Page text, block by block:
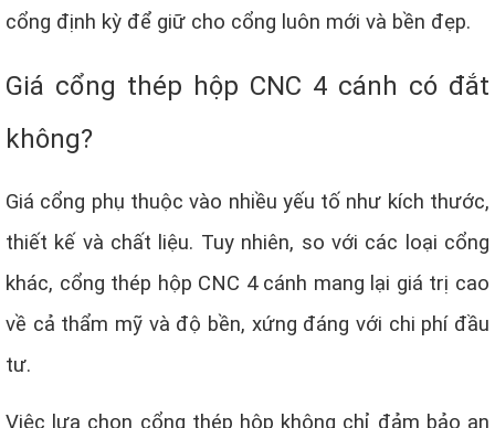
cổng định kỳ để giữ cho cổng luôn mới và bền đẹp.
Giá cổng thép hộp CNC 4 cánh có đắt
không?
Giá cổng phụ thuộc vào nhiều yếu tố như kích thước,
thiết kế và chất liệu. Tuy nhiên, so với các loại cổng
khác, cổng thép hộp CNC 4 cánh mang lại giá trị cao
về cả thẩm mỹ và độ bền, xứng đáng với chi phí đầu
tư.
Việc lựa chọn cổng thép hộp không chỉ đảm bảo an